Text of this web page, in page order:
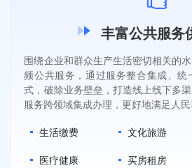
丰富公共服务
围绕企业和群众生产生活密切相关的
频公共服务，通过服务整合集成、
式，破除业务壁垒，打造线上线下多
服务跨领域集成办理，更好地满足人民
生活缴费 文化旅游
医疗健康 买房租房